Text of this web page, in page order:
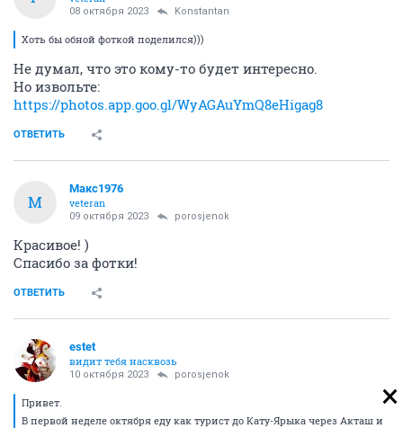
08 октября 2023 Konstantan
Хоть бы обной фоткой поделился)))
Не думал, что это кому-то будет интересно.
Но извольте:
https://photos.app.goo.gl/WyAGAuYmQ8eHigag8
ОТВЕТИТЬ
М
Макс1976
veteran
09 октября 2023 porosjenok
Красивое! )
Спасибо за фотки!
ОТВЕТИТЬ
estet
видит тебя насквозь
10 октября 2023 porosjenok
Привет.
В первой неделе октября еду как турист до Кату-Ярыка через Акташ и